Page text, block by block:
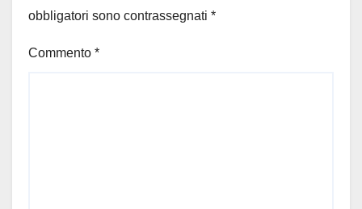
obbligatori sono contrassegnati *
Commento *